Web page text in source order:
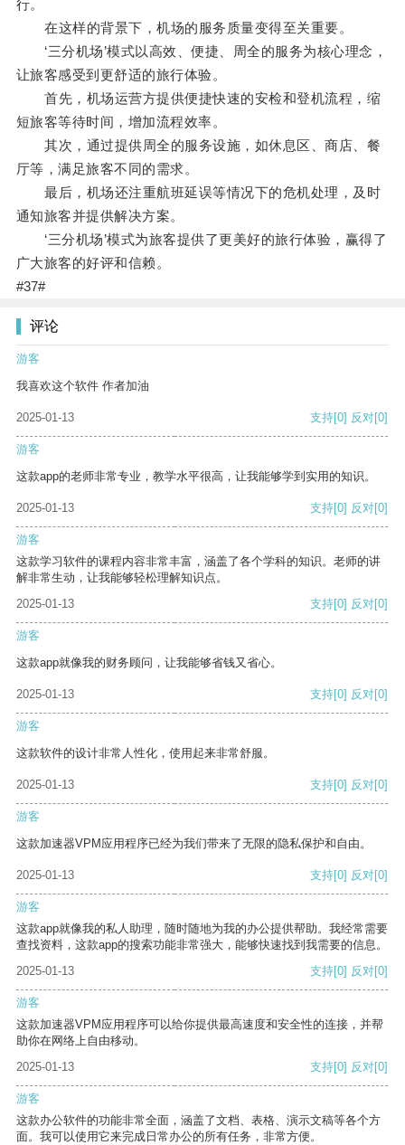
行。
在这样的背景下，机场的服务质量变得至关重要。
‘三分机场’模式以高效、便捷、周全的服务为核心理念，
让旅客感受到更舒适的旅行体验。
首先，机场运营方提供便捷快速的安检和登机流程，缩
短旅客等待时间，增加流程效率。
其次，通过提供周全的服务设施，如休息区、商店、餐
厅等，满足旅客不同的需求。
最后，机场还注重航班延误等情况下的危机处理，及时
通知旅客并提供解决方案。
‘三分机场’模式为旅客提供了更美好的旅行体验，赢得了
广大旅客的好评和信赖。
#37#
评论
游客
我喜欢这个软件 作者加油
2025-01-13 支持[0] 反对[0]
游客
这款app的老师非常专业，教学水平很高，让我能够学到实用的知识。
2025-01-13 支持[0] 反对[0]
游客
这款学习软件的课程内容非常丰富，涵盖了各个学科的知识。老师的讲
解非常生动，让我能够轻松理解知识点。
2025-01-13
支持[0] 反对[0]
游客
这款app就像我的财务顾问，让我能够省钱又省心。
2025-01-13 支持[0] 反对[0]
游客
这款软件的设计非常人性化，使用起来非常舒服。
2025-01-13 支持[0] 反对[0]
游客
这款加速器VPM应用程序已经为我们带来了无限的隐私保护和自由。
2025-01-13 支持[0] 反对[0]
游客
这款app就像我的私人助理，随时随地为我的办公提供帮助。我经常需要
查找资料，这款app的搜索功能非常强大，能够快速找到我需要的信息。
2025-01-13
支持[0] 反对[0]
游客
这款加速器VPM应用程序可以给你提供最高速度和安全性的连接，并帮
助你在网络上自由移动。
2025-01-13
支持[0] 反对[0]
游客
这款办公软件的功能非常全面，涵盖了文档、表格、演示文稿等各个方
面。我可以使用它来完成日常办公的所有任务，非常方便。